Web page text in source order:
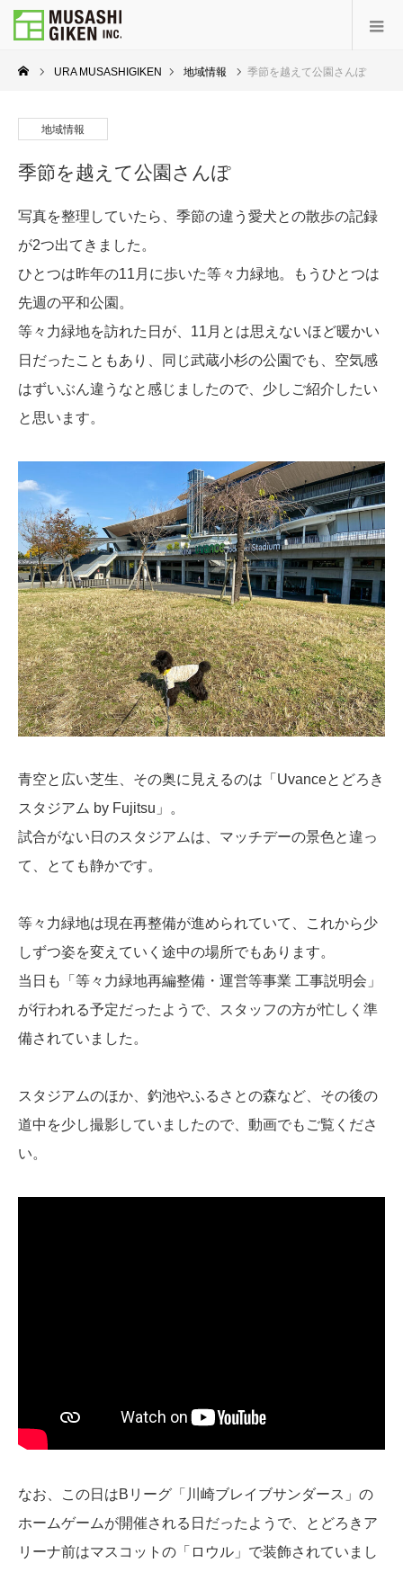
URA MUSASHIGIKEN 地域情報 季節を越えて公園さんぽ
地域情報
季節を越えて公園さんぽ
写真を整理していたら、季節の違う愛犬との散歩の記録
が2つ出てきました。
ひとつは昨年の11月に歩いた等々力緑地。もうひとつは
先週の平和公園。
等々力緑地を訪れた日が、11月とは思えないほど暖かい
日だったこともあり、同じ武蔵小杉の公園でも、空気感
はずいぶん違うなと感じましたので、少しご紹介したい
と思います。
青空と広い芝生、その奥に見えるのは「Uvanceとどろき
スタジアム by Fujitsu」。
試合がない日のスタジアムは、マッチデーの景色と違っ
て、とても静かです。
等々力緑地は現在再整備が進められていて、これから少
しずつ姿を変えていく途中の場所でもあります。
当日も「等々力緑地再編整備・運営等事業 工事説明会」
が行われる予定だったようで、スタッフの方が忙しく準
備されていました。
スタジアムのほか、釣池やふるさとの森など、その後の
道中を少し撮影していましたので、動画でもご覧くださ
い。
なお、この日はBリーグ「川崎ブレイブサンダース」の
ホームゲームが開催される日だったようで、とどろきア
リーナ前はマスコットの「ロウル」で装飾されていまし